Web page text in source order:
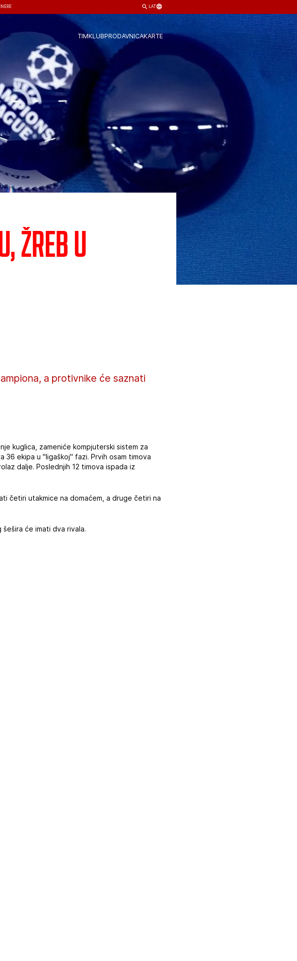
LAT
TIMKLUBPRODAVNICAKARTE
žreb u
a protivnike će saznati
kuglica, zameniće kompjuterski sistem za
ekipa u "ligaškoj" fazi. Prvih osam timova
dalje. Poslednjih 12 timova ispada iz
četiri utakmice na domaćem, a druge četiri na
će imati dva rivala.